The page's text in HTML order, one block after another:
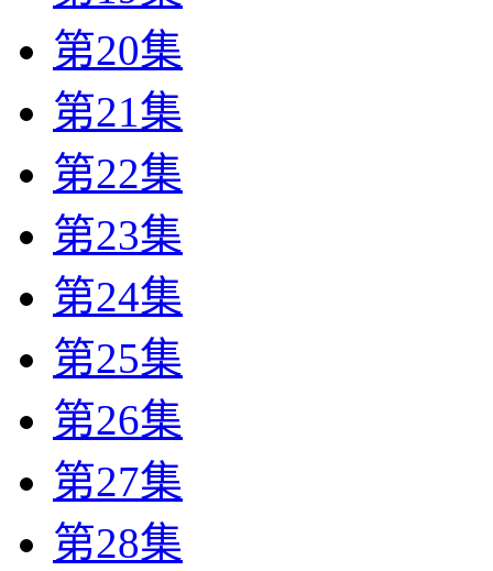
第20集
第21集
第22集
第23集
第24集
第25集
第26集
第27集
第28集